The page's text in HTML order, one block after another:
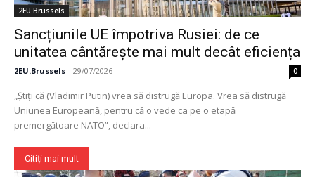
2EU.Brussels
Sancțiunile UE împotriva Rusiei: de ce
unitatea cântărește mai mult decât eficiența
2EU.Brussels - 29/07/2026 0
„Știți că (Vladimir Putin) vrea să distrugă Europa. Vrea să distrugă
Uniunea Europeană, pentru că o vede ca pe o etapă
premergătoare NATO”, declara...
Citiți mai mult